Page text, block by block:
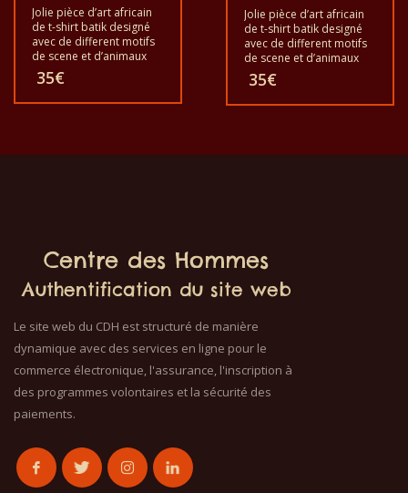
Jolie pièce d’art africain
de t-shirt batik designé
avec de different motifs
de scene et d’animaux
africains. Chacun de ces
t-shirts est unique. Les t-
shirts vont pour les
Le t-shirt peut être lavé
35€
Jolie pièce d’art africain
de t-shirt batik designé
avec de different motifs
de scene et d’animaux
africains. Chacun de ces
t-shirts est unique. Les t-
shirts vont pour les
Le t-shirt peut être laver
35€
Centre des Hommes
Authentification du site web
Le site web du CDH est structuré de manière
dynamique avec des services en ligne pour le
commerce électronique, l'assurance, l'inscription à
des programmes volontaires et la sécurité des
paiements.